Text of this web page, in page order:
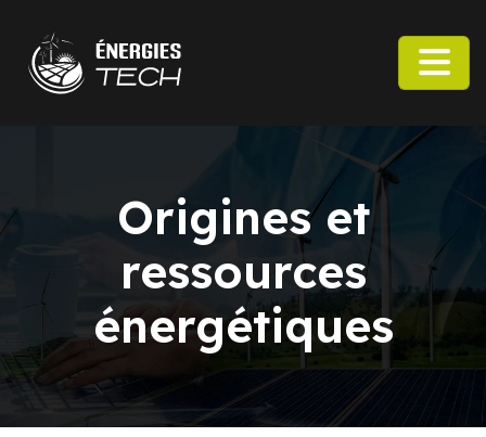
Origines et
ressources
énergétiques